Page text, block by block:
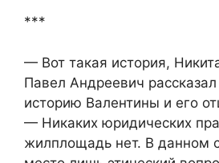
***
— Вот такая история,
Павел Андреевич
историю Валентины и его
— Никаких юридических
жилплощадь нет. В данном